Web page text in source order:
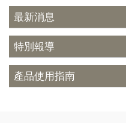
最新消息
特別報導
產品使用指南